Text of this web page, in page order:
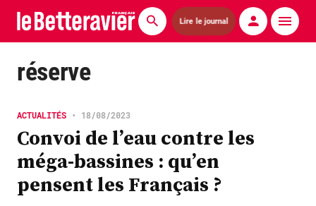
Lire le journal
Actualités
Agronomie
Matériels
La technique ITB
réserve
ACTUALITÉS • 18/08/2023
Convoi de l’eau contre les
méga-bassines : qu’en
pensent les Français ?